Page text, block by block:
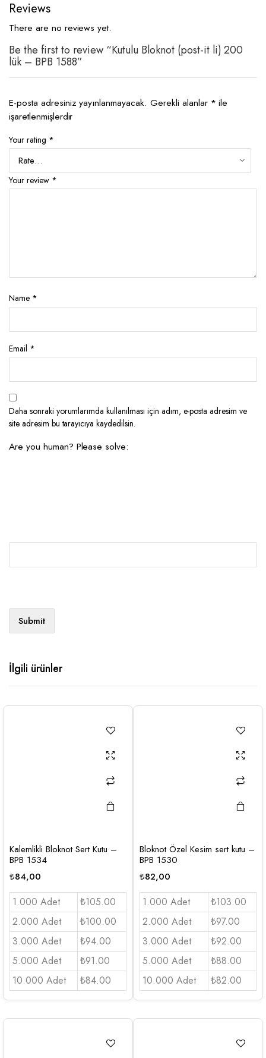
Reviews
There are no reviews yet.
Be the first to review “Kutulu Bloknot (post-it li) 200
lük – BPB 1588”
E-posta adresiniz yayınlanmayacak. Gerekli alanlar * ile
işaretlenmişlerdir
Your rating *
Your review *
Name *
Email *
Daha sonraki yorumlarımda kullanılması için adım, e-posta adresim ve
site adresim bu tarayıcıya kaydedilsin.
Are you human? Please solve:
İlgili ürünler
Kalemlikli Bloknot Sert Kutu –
BPB 1534
₺84,00
1.000 Adet
₺105.00
2.000 Adet
₺100.00
3.000 Adet
₺94.00
5.000 Adet
₺91.00
10.000 Adet
₺84.00
Bloknot Özel Kesim sert kutu –
BPB 1530
₺82,00
1.000 Adet
₺103.00
2.000 Adet
₺97.00
3.000 Adet
₺92.00
5.000 Adet
₺88.00
10.000 Adet
₺82.00